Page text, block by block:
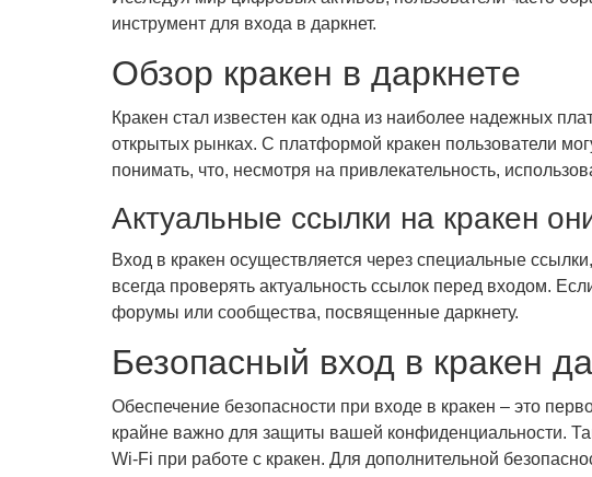
инструмент для входа в даркнет.
Обзор кракен в даркнете
Кракен стал известен как одна из наиболее надежных
открытых рынках. С платформой кракен пользователи
понимать, что, несмотря на привлекательность,
Актуальные ссылки на кракен
Вход в кракен осуществляется через специальные
всегда проверять актуальность ссылок перед входом.
форумы или сообщества, посвященные даркнету.
Безопасный вход в кракен
Обеспечение безопасности при входе в кракен – это
крайне важно для защиты вашей конфиденциальности.
Wi-Fi при работе с кракен. Для дополнительной